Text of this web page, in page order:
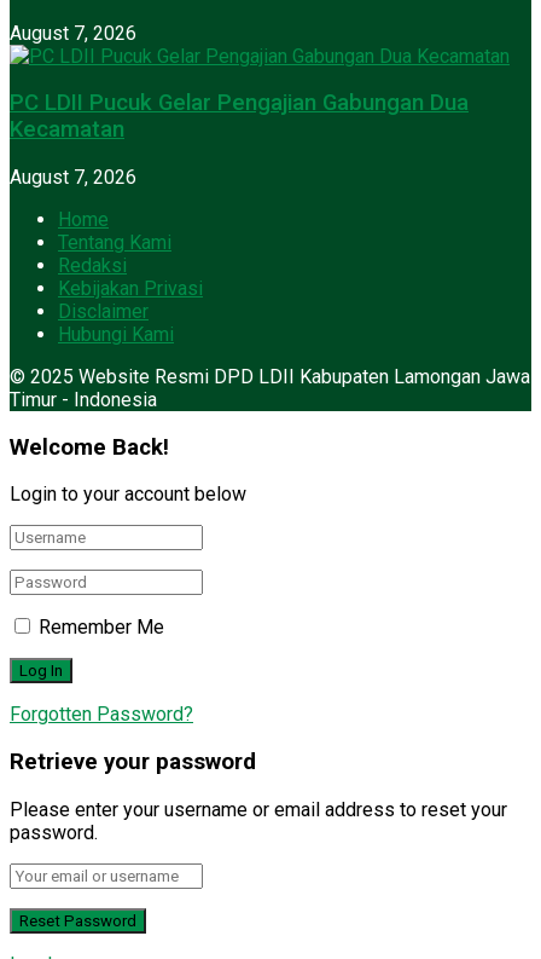
August 7, 2026
PC LDII Pucuk Gelar Pengajian Gabungan Dua
Kecamatan
August 7, 2026
Home
Tentang Kami
Redaksi
Kebijakan Privasi
Disclaimer
Hubungi Kami
© 2025 Website Resmi DPD LDII Kabupaten Lamongan Jawa
Timur - Indonesia
Welcome Back!
Login to your account below
Remember Me
Forgotten Password?
Retrieve your password
Please enter your username or email address to reset your
password.